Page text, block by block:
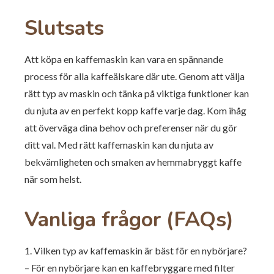
Slutsats
Att köpa en kaffemaskin kan vara en spännande
process för alla kaffeälskare där ute. Genom att välja
rätt typ av maskin och tänka på viktiga funktioner kan
du njuta av en perfekt kopp kaffe varje dag. Kom ihåg
att överväga dina behov och preferenser när du gör
ditt val. Med rätt kaffemaskin kan du njuta av
bekvämligheten och smaken av hemmabryggt kaffe
när som helst.
Vanliga frågor (FAQs)
1. Vilken typ av kaffemaskin är bäst för en nybörjare?
– För en nybörjare kan en kaffebryggare med filter